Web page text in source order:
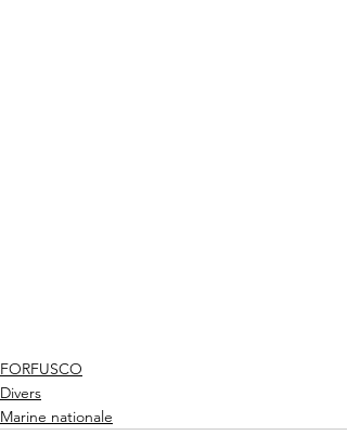
FORFUSCO
Divers
Marine nationale